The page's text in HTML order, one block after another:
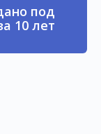
под
10 лет